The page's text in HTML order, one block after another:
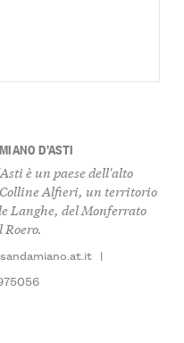
D’ASTI
è un paese dell'alto
Alfieri, un territorio
Langhe, del Monferrato
|